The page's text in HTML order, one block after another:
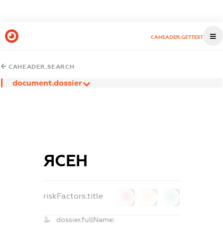
CAHEADER.GETTEST
CAHEADER.SEARCH
document.dossier
ЯСЕН
riskFactors.title
dossier.fullName: